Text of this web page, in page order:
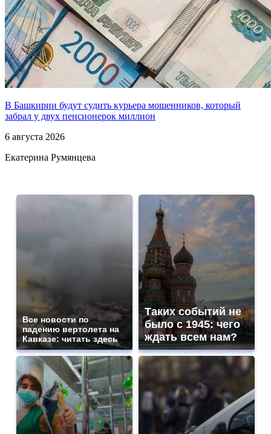
В Башкирии будут судить курьера мошенников, который
забрал у двух пенсионерок миллион
6 августа 2026
Екатерина Румянцева
Все новости по
падению вертолета на
Кавказе: читать здесь
Таких событий не
было с 1945: чего
ждать всем нам?